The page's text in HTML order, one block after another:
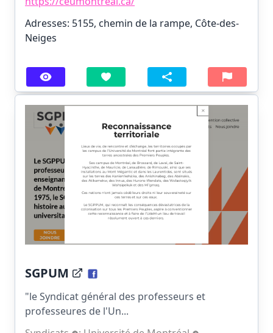
Adresses: 5155, chemin de la rampe, Côte-des-
Neiges
SGPUM
"le Syndicat général des professeurs et
professeures de l'Un...